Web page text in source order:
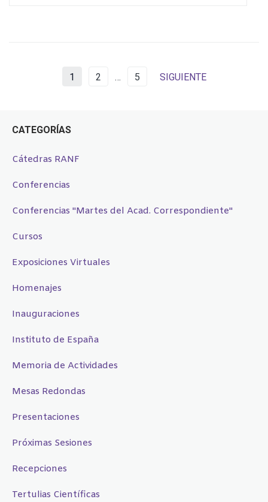
1 2 … 5 SIGUIENTE
CATEGORÍAS
Cátedras RANF
Conferencias
Conferencias "Martes del Acad. Correspondiente"
Cursos
Exposiciones Virtuales
Homenajes
Inauguraciones
Instituto de España
Memoria de Actividades
Mesas Redondas
Presentaciones
Próximas Sesiones
Recepciones
Tertulias Científicas